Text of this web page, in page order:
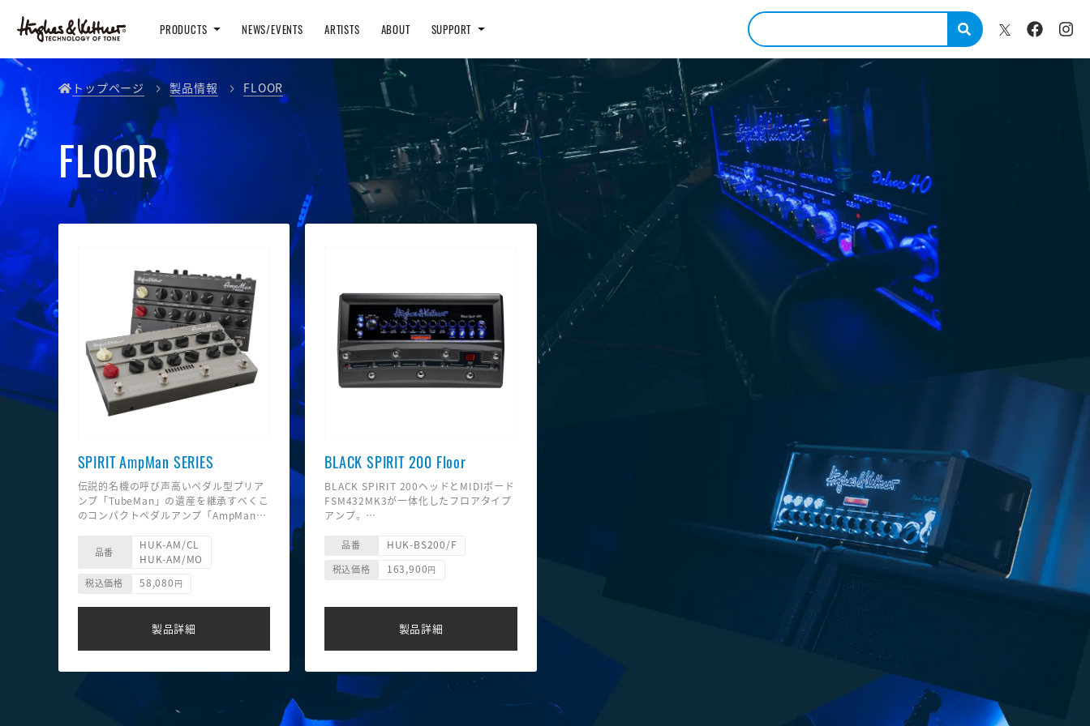
PRODUCTS NEWS/EVENTS ARTISTS ABOUT SUPPORT
トップページ 製品情報 FLOOR
FLOOR
SPIRIT AmpMan SERIES
伝説的名機の呼び声高いペダル型プリア
ンプ「TubeMan」の遺産を継承すべくこ
のコンパクトペダルアンプ「AmpMan」
「Spirit Tone Generator」を搭載しリ
アルな真空管のような迫力のサウンド、
ズゲートを装備して幅広い音作りが可
INは部屋でのレコーディングや練習にも
シチュエーションに対応するAmpMan。
ネルAを共通にもち、チャンネルBのディ
ストーションサウンドのキャラクターの
品番
HUK-AM/CL
HUK-AM/MO
税込価格 58,080 円
製品詳細
BLACK SPIRIT 200 Floor
BLACK SPIRIT 200ヘッドとMIDIボード
FSM432MK3が一体化したフロアタイプ
アンプ。
70 × 255㎜ 、重さ：4.1kg）
MK3 1.7kg
●外部エフェクターを接続するための、
ギターの音にバンドの音をミックスする
ためのXLR端子のモニターIN機能。
「direct 7」モード。
品番 HUK-BS200/F
税込価格 163,900円
製品詳細